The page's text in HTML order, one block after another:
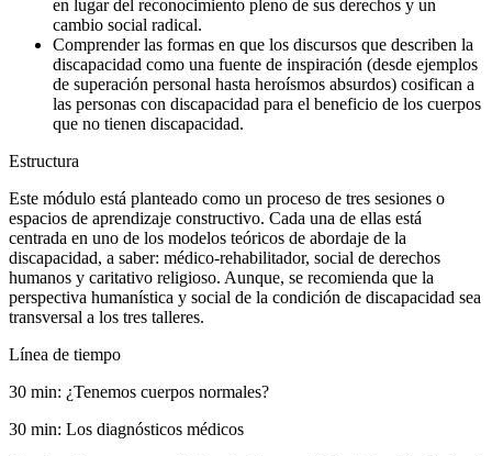
en lugar del reconocimiento pleno de sus derechos y un
cambio social radical.
Comprender las formas en que los discursos que describen la
discapacidad como una fuente de inspiración (desde ejemplos
de superación personal hasta heroísmos absurdos) cosifican a
las personas con discapacidad para el beneficio de los cuerpos
que no tienen discapacidad.
Estructura
Este módulo está planteado como un proceso de tres sesiones o
espacios de aprendizaje constructivo. Cada una de ellas está
centrada en uno de los modelos teóricos de abordaje de la
discapacidad, a saber: médico-rehabilitador, social de derechos
humanos y caritativo religioso. Aunque, se recomienda que la
perspectiva humanística y social de la condición de discapacidad sea
transversal a los tres talleres.
Línea de tiempo
30 min: ¿Tenemos cuerpos normales?
30 min: Los diagnósticos médicos